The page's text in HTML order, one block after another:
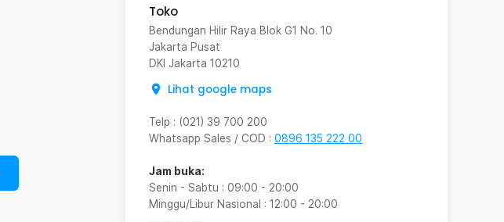
Toko
Bendungan Hilir Raya Blok G1 No. 10
Jakarta Pusat
DKI Jakarta 10210
Lihat google maps
Telp : (021) 39 700 200
Whatsapp Sales / COD : 0896 135 222 00
Jam buka:
Senin - Sabtu : 09:00 - 20:00
Minggu/Libur Nasional : 12:00 - 20:00